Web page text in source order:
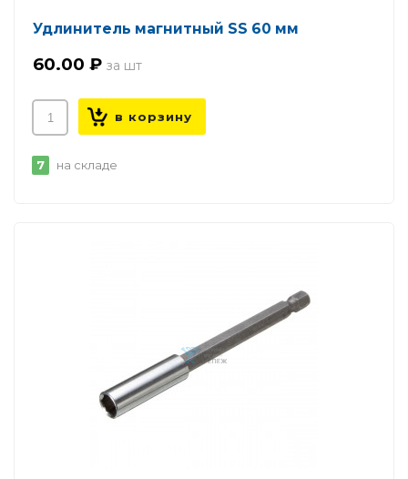
Удлинитель магнитный SS 60 мм
60.00 ₽
7 на складе